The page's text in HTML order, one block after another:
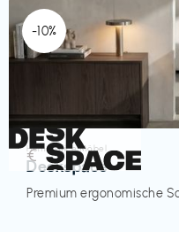
-10%
Homeoffice Möbel
Deskspace
Premium ergonomische
€‎